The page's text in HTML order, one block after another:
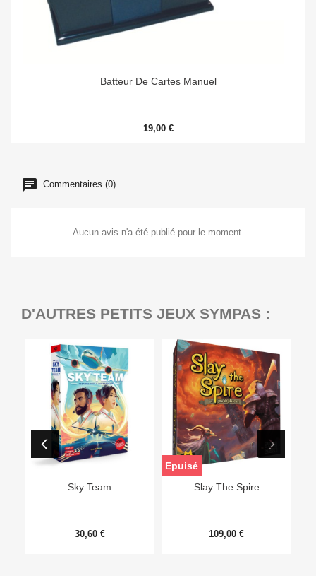
Batteur De Cartes Manuel
19,00 €
Commentaires (0)
Aucun avis n'a été publié pour le moment.
D'AUTRES PETITS JEUX SYMPAS :
Sky Team
30,60 €
Slay The Spire
109,00 €
Epuisé